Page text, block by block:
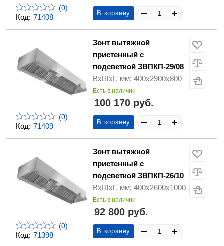
Код: 71408
(0)
В корзину
Код: 71409
(0)
Зонт вытяжной
пристенный с
подсветкой ЗВПКП-29/08
ВхШхГ, мм: 400х2900х800
Есть в наличии
100 170 руб.
В корзину
Код: 71398
(0)
Зонт вытяжной
пристенный с
подсветкой ЗВПКП-26/10
ВхШхГ, мм: 400х2600х1000
Есть в наличии
92 800 руб.
В корзину